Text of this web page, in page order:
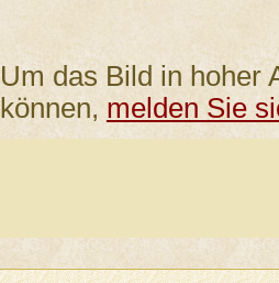
Um das Bild in hoher
können,melden Sie